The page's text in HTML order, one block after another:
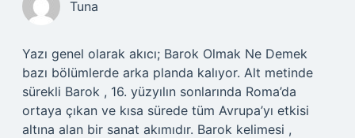
Tuna
Yazı genel olarak akıcı; Barok Olmak Ne Demek
bazı bölümlerde arka planda kalıyor. Alt metinde
sürekli Barok , 16. yüzyılın sonlarında Roma’da
ortaya çıkan ve kısa sürede tüm Avrupa’yı etkisi
altına alan bir sanat akımıdır. Barok kelimesi ,